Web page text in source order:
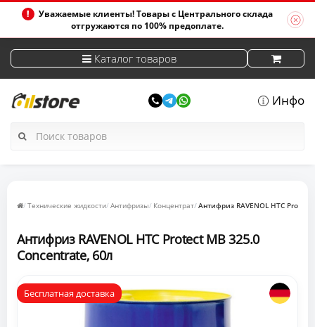
Уважаемые клиенты! Товары с Центрального склада
отгружаются по 100% предоплате.
Каталог товаров
Инфо
Технические жидкости Антифризы Концентрат Антифриз RAVENOL HTC
Антифриз RAVENOL HTC Protect MB 325.0
Concentrate, 60л
Бесплатная доставка